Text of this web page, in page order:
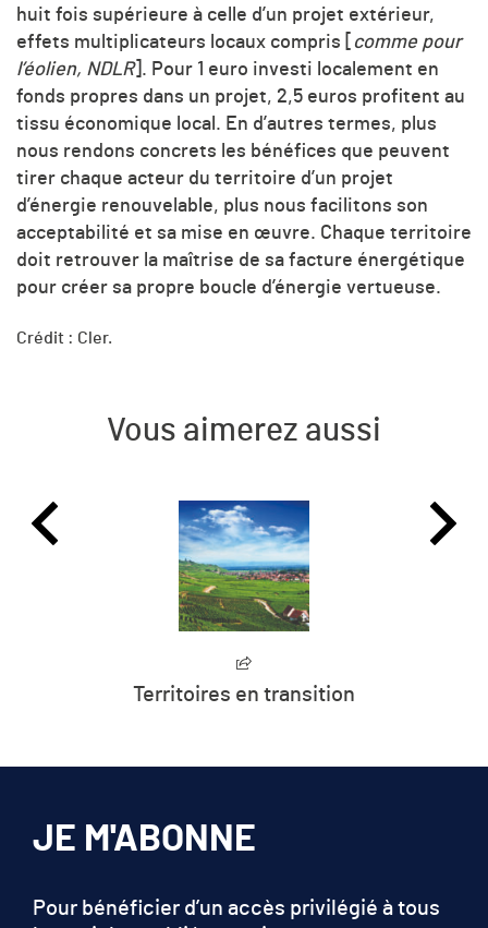
huit fois supérieure à celle d’un projet extérieur,
effets multiplicateurs locaux compris [
comme pour
l’éolien, NDLR]. Pour 1 euro investi localement en
fonds propres dans un projet, 2,5 euros profitent au
tissu économique local. En d’autres termes, plus
nous rendons concrets les bénéfices que peuvent
tirer chaque acteur du territoire d’un projet
d’énergie renouvelable, plus nous facilitons son
acceptabilité et sa mise en œuvre. Chaque territoire
doit retrouver la maîtrise de sa facture énergétique
pour créer sa propre boucle d’énergie vertueuse.
Crédit : Cler.
Vous aimerez aussi
Territoires en transition
JE M'ABONNE
Pour bénéficier d’un accès privilégié à tous